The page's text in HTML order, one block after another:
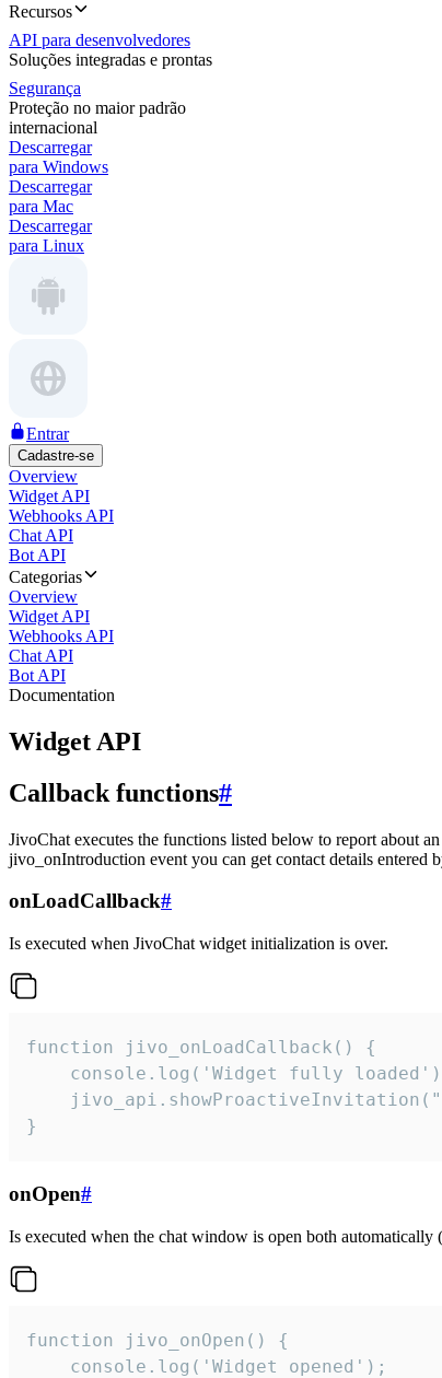
Recursos
API para desenvolvedores
Soluções integradas e prontas
Segurança
Proteção no maior padrão
internacional
Descarregar
para Windows
Descarregar
para Mac
Descarregar
para Linux
Entrar
Cadastre-se
Overview
Widget API
Webhooks API
Chat API
Bot API
Categorias
Overview
Widget API
Webhooks API
Chat API
Bot API
Documentation
Widget API
Callback functions#
JivoChat executes the functions listed below to report about
jivo_onIntroduction event you can get contact details entered
onLoadCallback#
Is executed when JivoChat widget initialization is over.
function jivo_onLoadCallback() {
console.log('Widget fully
}
onOpen#
Is executed when the chat window is open both
function jivo_onOpen() {
    console.log('Widget opened');